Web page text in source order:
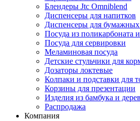
Блендеры Jtc Omniblend
Диспенсеры для напитков
Диспенсеры для бумажных
Посуда из поликарбоната
Посуда для сервировки
Меламиновая посуда
Детские стульчики для
Дозаторы локтевые
Колпаки и подставки для
Корзины для презентации
Изделия из бамбука и
Распродажа
Компания